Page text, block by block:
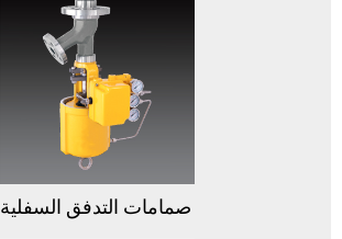
صمامات التدفق السفلية